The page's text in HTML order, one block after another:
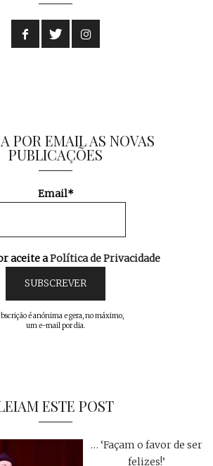
POR EMAIL AS NOVAS
PUBLICAÇÕES
Email*
aceite aPolítica de Privacidade
é anónima e gera, no máximo,
um e-mail por dia.
ESTE POST
… ‘Façam o favor de ser
felizes!’